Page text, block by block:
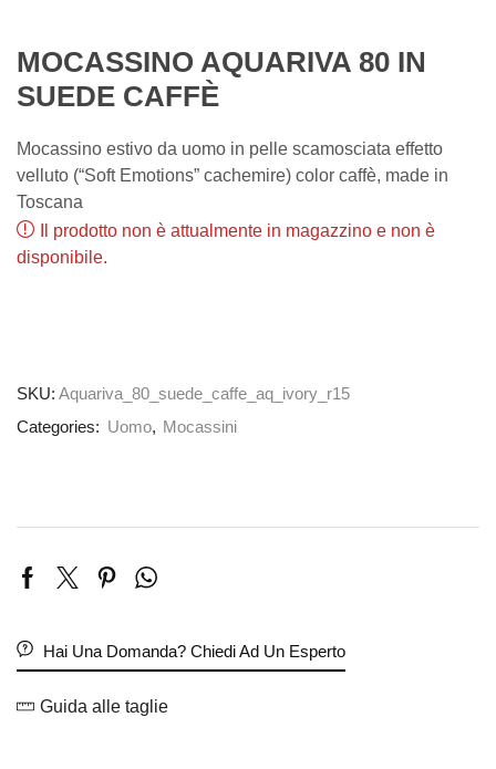
MOCASSINO AQUARIVA 80 IN
SUEDE CAFFÈ
Mocassino estivo da uomo in pelle scamosciata effetto
velluto (“Soft Emotions” cachemire) color caffè, made in
Toscana
Il prodotto non è attualmente in magazzino e non è
disponibile.
SKU: Aquariva_80_suede_caffe_aq_ivory_r15
Categories: Uomo, Mocassini
Hai Una Domanda? Chiedi Ad Un Esperto
Guida alle taglie